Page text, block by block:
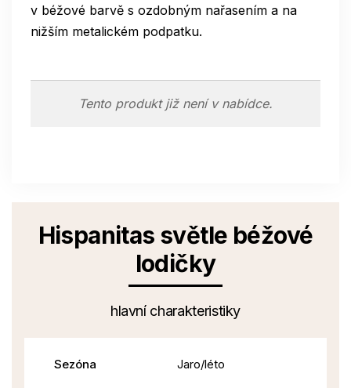
v béžové barvě s ozdobným nařasením a na
nižším metalickém podpatku.
Tento produkt již není v nabídce.
Hispanitas světle béžové
lodičky
hlavní charakteristiky
Sezóna Jaro/léto